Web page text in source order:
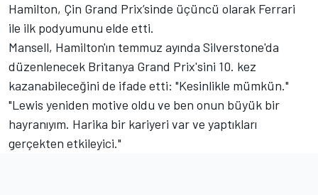
Hamilton, Çin Grand Prix’sinde üçüncü olarak Ferrari
ile ilk podyumunu elde etti.
Mansell, Hamilton'ın temmuz ayında Silverstone'da
düzenlenecek Britanya Grand Prix'sini 10. kez
kazanabileceğini de ifade etti: "Kesinlikle mümkün."
"Lewis yeniden motive oldu ve ben onun büyük bir
hayranıyım. Harika bir kariyeri var ve yaptıkları
gerçekten etkileyici."